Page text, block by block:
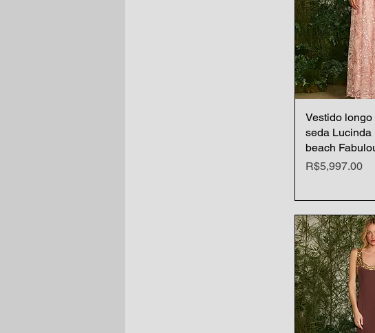
Vestido
seda Lucinda
beach
Price
R$5,997.00